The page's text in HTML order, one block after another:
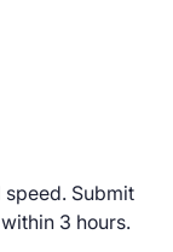
Submit
3 hours.